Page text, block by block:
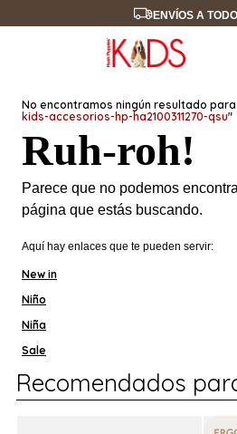
ENVÍOS A
No encontramos ningún resultado
kids-accesorios-hp-ha2100311270-qsu"
Ruh-roh!
Parece que no podemos
página que estás buscando.
Aquí hay enlaces que te pueden servir:
New in
Niño
Niña
Sale
Recomendados